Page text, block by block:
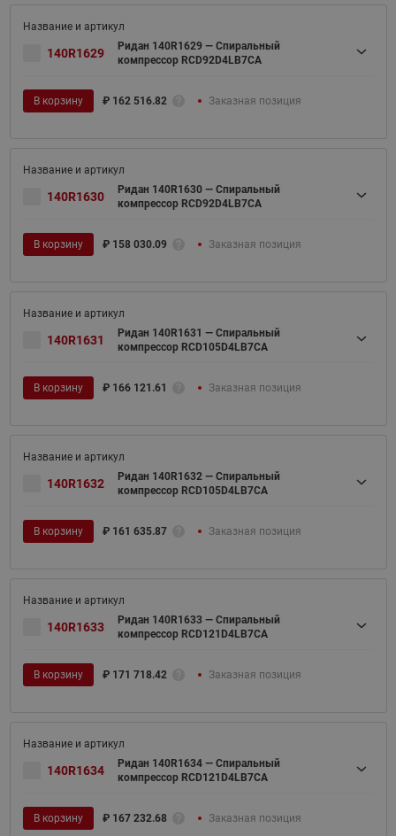
140R1629
Ридан 140R1629 — Спиральный
компрессор RCD92D4LB7CA
В корзину ₽ 162 516.82 Заказная позиция
140R1630
Ридан 140R1630 — Спиральный
компрессор RCD92D4LB7CA
В корзину ₽ 158 030.09 Заказная позиция
140R1631
Ридан 140R1631 — Спиральный
компрессор RCD105D4LB7CA
В корзину ₽ 166 121.61 Заказная позиция
140R1632
Ридан 140R1632 — Спиральный
компрессор RCD105D4LB7CA
В корзину ₽ 161 635.87 Заказная позиция
140R1633
Ридан 140R1633 — Спиральный
компрессор RCD121D4LB7CA
В корзину ₽ 171 718.42 Заказная позиция
140R1634
Ридан 140R1634 — Спиральный
компрессор RCD121D4LB7CA
В корзину ₽ 167 232.68 Заказная позиция